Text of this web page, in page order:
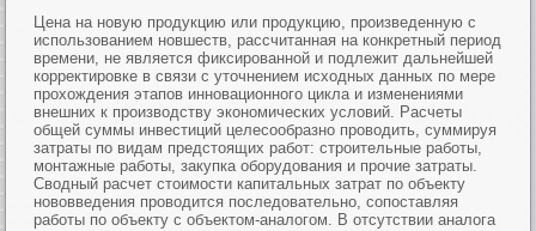
Цена на новую продукцию или продукцию, произведенную с
использованием новшеств, рассчитанная на конкретный период
времени, не является фиксированной и подлежит дальнейшей
корректировке в связи с уточнением исходных данных по мере
прохождения этапов инновационного цикла и изменениями
внешних к производству экономических условий. Расчеты
общей суммы инвестиций целесообразно проводить, суммируя
затраты по видам предстоящих работ: строительные работы,
монтажные работы, закупка оборудования и прочие затраты.
Сводный расчет стоимости капитальных затрат по объекту
нововведения проводится последовательно, сопоставляя
работы по объекту с объектом-аналогом. В отсутствии аналога